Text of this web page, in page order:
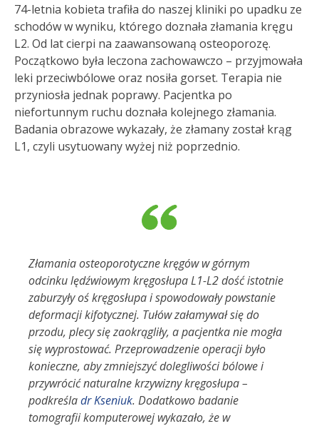
74-letnia kobieta trafiła do naszej kliniki po upadku ze
schodów w wyniku, którego doznała złamania kręgu
L2. Od lat cierpi na zaawansowaną osteoporozę.
Początkowo była leczona zachowawczo – przyjmowała
leki przeciwbólowe oraz nosiła gorset. Terapia nie
przyniosła jednak poprawy. Pacjentka po
niefortunnym ruchu doznała kolejnego złamania.
Badania obrazowe wykazały, że złamany został krąg
L1, czyli usytuowany wyżej niż poprzednio.
Złamania osteoporotyczne kręgów w górnym
odcinku lędźwiowym kręgosłupa L1-L2 dość istotnie
zaburzyły oś kręgosłupa i spowodowały powstanie
deformacji kifotycznej. Tułów załamywał się do
przodu, plecy się zaokrągliły, a pacjentka nie mogła
się wyprostować. Przeprowadzenie operacji było
konieczne, aby zmniejszyć dolegliwości bólowe i
przywrócić naturalne krzywizny kręgosłupa–
podkreśladr Kseniuk. Dodatkowo badanie
tomografii komputerowej wykazało, że w